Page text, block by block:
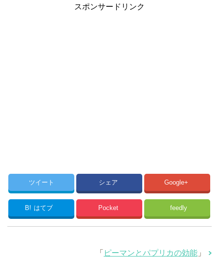
スポンサードリンク
ツイート シェア Google+
B! はてブ Pocket feedly
「 ピーマンとパプリカの効能 」